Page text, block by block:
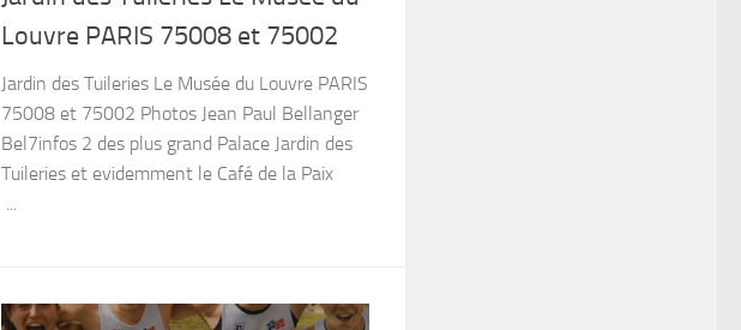
Louvre PARIS 75008 et 75002
Jardin des Tuileries Le Musée du Louvre PARIS
75008 et 75002 Photos Jean Paul Bellanger
Bel7infos 2 des plus grand Palace Jardin des
Tuileries et evidemment le Café de la Paix
...